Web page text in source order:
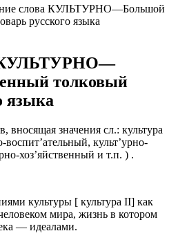
слова КУЛЬТУРНО—Большой
русского языка
КУЛЬТУРНО—
толковый
языка
вносящая значения сл.: культура
культ’урно-
хоз’яйственный и т.п. ) .
культуры [ культура II] как
мира, жизнь в котором
— идеалами.